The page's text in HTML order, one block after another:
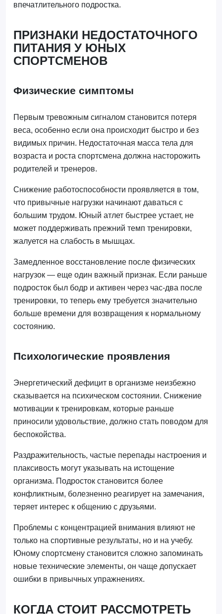
впечатлительного подростка.
ПРИЗНАКИ НЕДОСТАТОЧНОГО
ПИТАНИЯ У ЮНЫХ
СПОРТСМЕНОВ
Физические симптомы
Первым тревожным сигналом становится потеря
веса, особенно если она происходит быстро и без
видимых причин. Недостаточная масса тела для
возраста и роста спортсмена должна насторожить
родителей и тренеров.
Снижение работоспособности проявляется в том,
что привычные нагрузки начинают даваться с
большим трудом. Юный атлет быстрее устает, не
может поддерживать прежний темп тренировки,
жалуется на слабость в мышцах.
Замедленное восстановление после физических
нагрузок — еще один важный признак. Если раньше
подросток был бодр и активен через час-два после
тренировки, то теперь ему требуется значительно
больше времени для возвращения к нормальному
состоянию.
Психологические проявления
Энергетический дефицит в организме неизбежно
сказывается на психическом состоянии. Снижение
мотивации к тренировкам, которые раньше
приносили удовольствие, должно стать поводом для
беспокойства.
Раздражительность, частые перепады настроения и
плаксивость могут указывать на истощение
организма. Подросток становится более
конфликтным, болезненно реагирует на замечания,
теряет интерес к общению с друзьями.
Проблемы с концентрацией внимания влияют не
только на спортивные результаты, но и на учебу.
Юному спортсмену становится сложно запоминать
новые технические элементы, он чаще допускает
ошибки в привычных упражнениях.
КОГДА СТОИТ РАССМОТРЕТЬ